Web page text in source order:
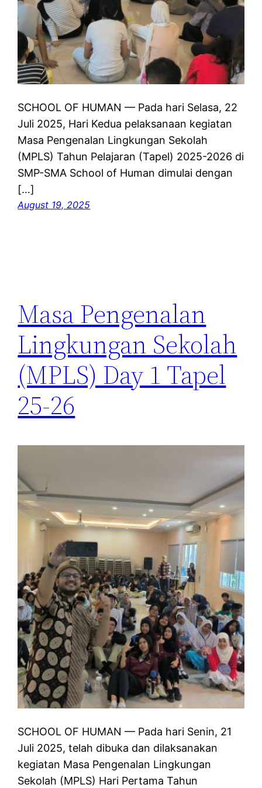
SCHOOL OF HUMAN — Pada hari Selasa, 22
Juli 2025, Hari Kedua pelaksanaan kegiatan
Masa Pengenalan Lingkungan Sekolah
(MPLS) Tahun Pelajaran (Tapel) 2025-2026 di
SMP-SMA School of Human dimulai dengan
[…]
August 19, 2025
Masa Pengenalan
Lingkungan Sekolah
(MPLS) Day 1 Tapel
25-26
SCHOOL OF HUMAN — Pada hari Senin, 21
Juli 2025, telah dibuka dan dilaksanakan
kegiatan Masa Pengenalan Lingkungan
Sekolah (MPLS) Hari Pertama Tahun